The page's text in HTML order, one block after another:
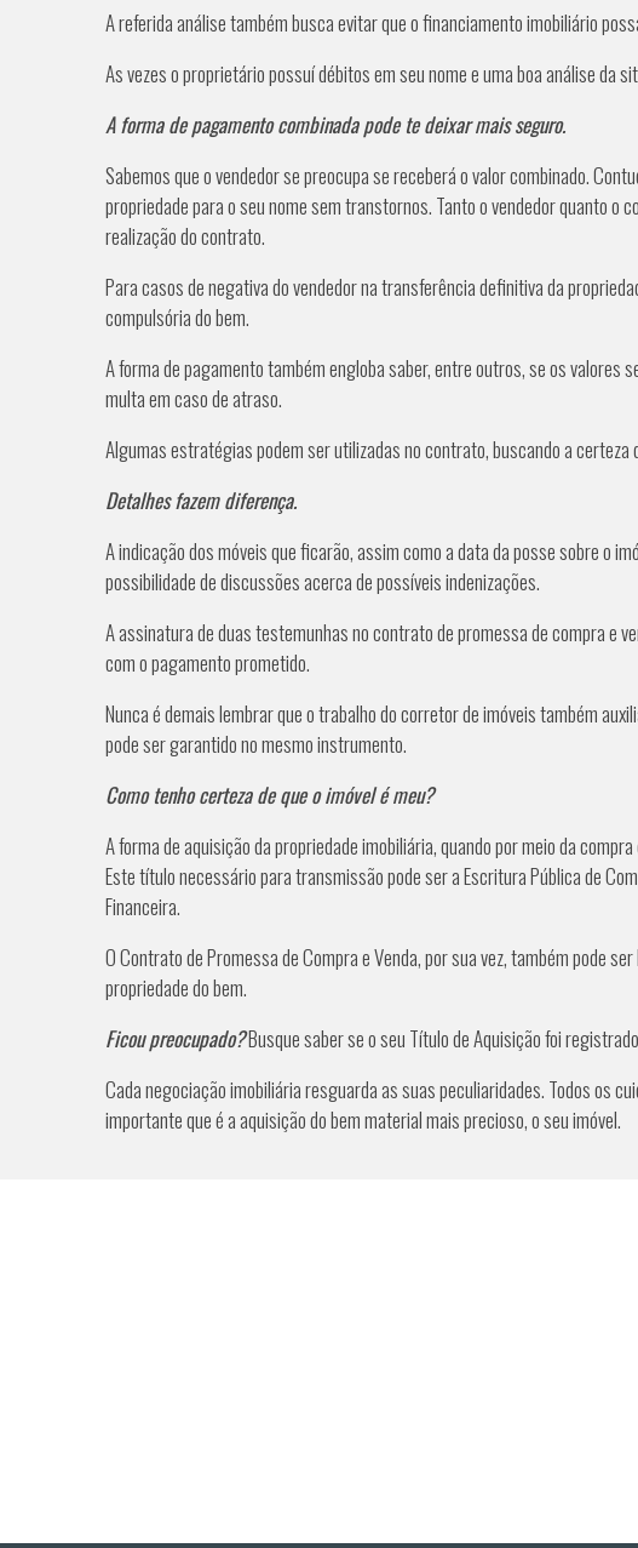
A referida análise também busca evitar que o financiamento imobiliário
As vezes o proprietário possuí débitos em seu nome e uma boa análise da
A forma de pagamento combinada pode te deixar mais seguro.
Sabemos que o vendedor se preocupa se receberá o valor combinado.
propriedade para o seu nome sem transtornos. Tanto o vendedor quanto
realização do contrato.
Para casos de negativa do vendedor na transferência definitiva da
compulsória do bem.
A forma de pagamento também engloba saber, entre outros, se os
multa em caso de atraso.
Algumas estratégias podem ser utilizadas no contrato, buscando a
Detalhes fazem diferença.
A indicação dos móveis que ficarão, assim como a data da posse sobre o
possibilidade de discussões acerca de possíveis indenizações.
A assinatura de duas testemunhas no contrato de promessa de compra e
com o pagamento prometido.
Nunca é demais lembrar que o trabalho do corretor de imóveis também
pode ser garantido no mesmo instrumento.
Como tenho certeza de que o imóvel é meu?
A forma de aquisição da propriedade imobiliária, quando por meio da
Este título necessário para transmissão pode ser a Escritura Pública de
Financeira.
O Contrato de Promessa de Compra e Venda, por sua vez, também pode
propriedade do bem.
Ficou preocupado?Busque saber se o seu Título de Aquisição foi
Cada negociação imobiliária resguarda as suas peculiaridades. Todos os
importante que é a aquisição do bem material mais precioso, o seu imóvel.